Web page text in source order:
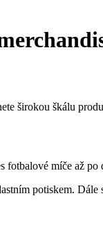
širokou škálu
fotbalové míče až
potiskem.